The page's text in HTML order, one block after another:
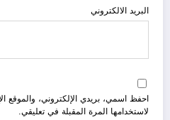
البريد الالكتروني
احفظ اسمي، بريدي الإلكتروني، والموقع
لاستخدامها المرة المقبلة في تعليقي.